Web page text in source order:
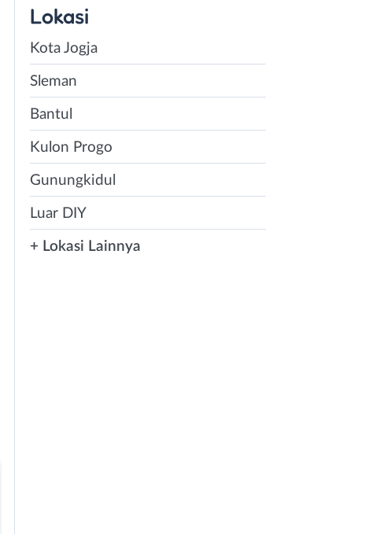
Lokasi
Kota Jogja
Sleman
Bantul
Kulon Progo
Gunungkidul
Luar DIY
+ Lokasi Lainnya